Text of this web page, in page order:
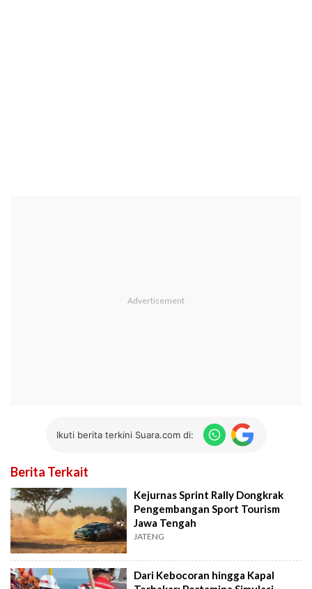
Ikuti berita terkini Suara.com di:
Berita Terkait
Kejurnas Sprint Rally Dongkrak
Pengembangan Sport Tourism
Jawa Tengah
JATENG
Dari Kebocoran hingga Kapal